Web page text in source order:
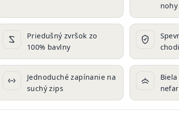
nohy
Priedušný zvršok zo
100% bavlny
Jednoduché zapínanie na
suchý zips